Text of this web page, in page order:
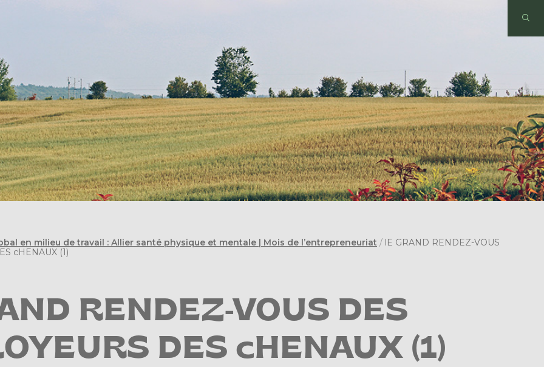
en milieu de travail : Allier santé physique et mentale | Mois de l’entrepreneuriat / lE GRAND RENDEZ-VOUS
cHENAUX (1)
RENDEZ-VOUS DES
DES cHENAUX (1)